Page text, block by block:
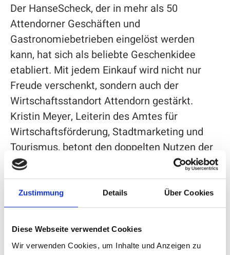
Zustimmung Details Über Cookies
Diese Webseite verwendet Cookies
Wir verwenden Cookies, um Inhalte und Anzeigen zu
Der HanseScheck, der in mehr als 50
Attendorner Geschäften und
Gastronomiebetrieben eingelöst werden
kann, hat sich als beliebte Geschenkidee
etabliert. Mit jedem Einkauf wird nicht nur
Freude verschenkt, sondern auch der
Wirtschaftsstandort Attendorn gestärkt.
Kristin Meyer, Leiterin des Amtes für
Wirtschaftsförderung, Stadtmarketing und
Tourismus, betont den doppelten Nutzen der
Aktion: „Mit dem Extraguthaben möchten wir
allen Käuferinnen und Käufern etwas
zurückgeben und gleichzeitig dazu einladen,
die Vielfalt des Attendorner Einzelhandels
und der Gastronomie zu entdecken.“